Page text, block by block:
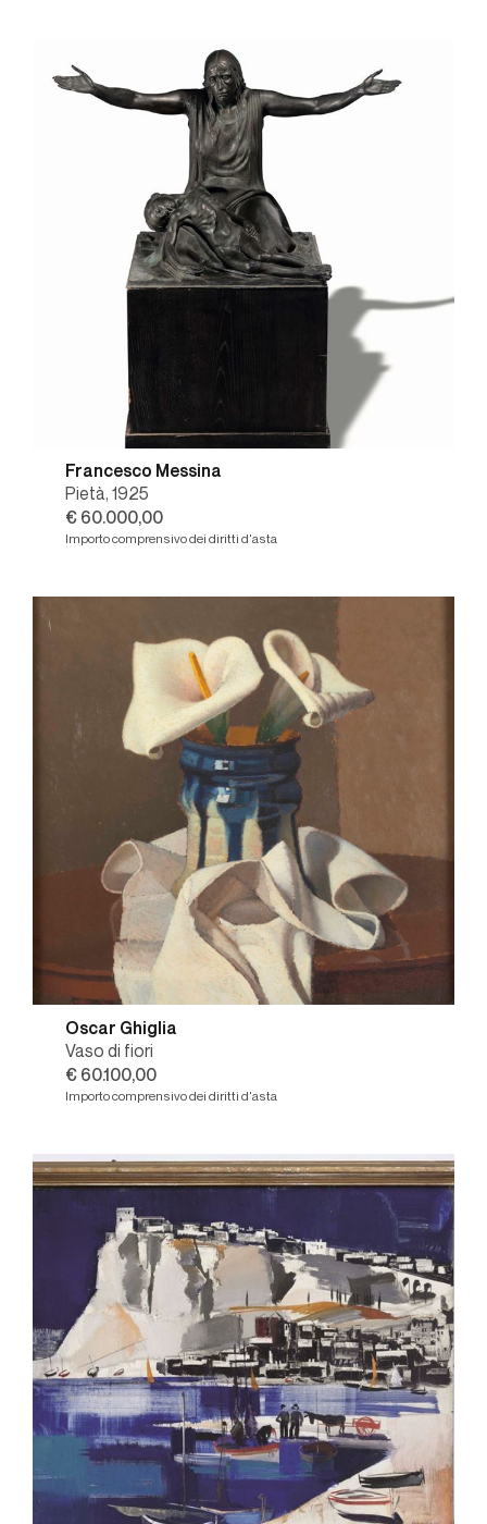
Francesco Messina
Pietà, 1925
€ 60.000,00
Importo comprensivo dei diritti d'asta
Oscar Ghiglia
Vaso di fiori
€ 60.100,00
Importo comprensivo dei diritti d'asta